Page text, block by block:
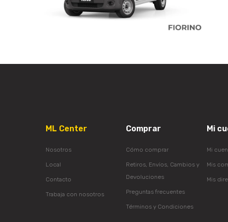
ML Center
Nosotros
Local
Contacto
Trabaja con nosotros
Comprar
Cómo comprar
Retiros, Envíos, Cambios y
Devoluciones
Preguntas frecuentes
Términos y Condiciones
Mi
Mi
Mis
Mis